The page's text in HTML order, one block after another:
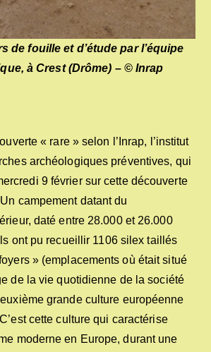
de fouille et d’étude par l’équipe
à Crest (Drôme) – © Inrap
« rare » selon l’Inrap, l’institut
archéologiques préventives, qui
9 février sur cette découverte
campement datant du
daté entre 28.000 et 26.000
ont pu recueillir 1106 silex taillés
» (emplacements où était situé
de la vie quotidienne de la société
grande culture européenne
cette culture qui caractérise
moderne en Europe, durant une